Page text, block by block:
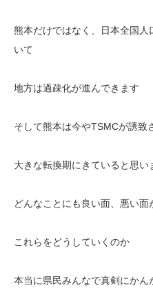
熊本だけではなく、日本全国
いて
地方は過疎化が進んできます
そして熊本は今やTSMCが誘致
大きな転換期にきていると思い
どんなことにも良い面、悪い面
これらをどうしていくのか
本当に県民みんなで真剣にかん